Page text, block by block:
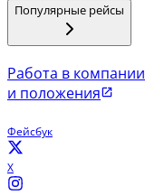
Популярные рейсы
Работа в компании
и положения
Фейсбук
X